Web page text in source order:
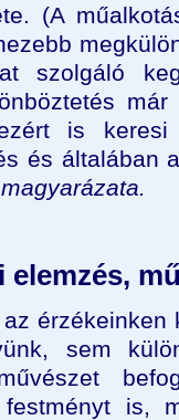
(A
szolgáló
is
és általában
elemzés,
érzékeinken
sem
festményt is,